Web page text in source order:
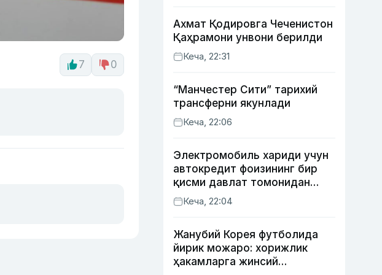
7 0
Ахмат Қодировга Чеченистон
Қаҳрамони унвони берилди
Кеча, 22:31
“Манчестер Сити” тарихий
трансферни якунлади
Кеча, 22:06
Электромобиль хариди учун
автокредит фоизининг бир
қисми давлат томонидан
қоплаб берилиши мумкин
Кеча, 22:04
Жанубий Корея футболида
йирик можаро: хорижлик
ҳакамларга жинсий